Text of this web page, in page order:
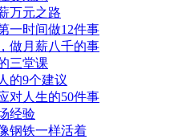
万元之路
一时间做12件事
做月薪八千的事
三堂课
的9个建议
对人生的50件事
经验
钢铁一样活着